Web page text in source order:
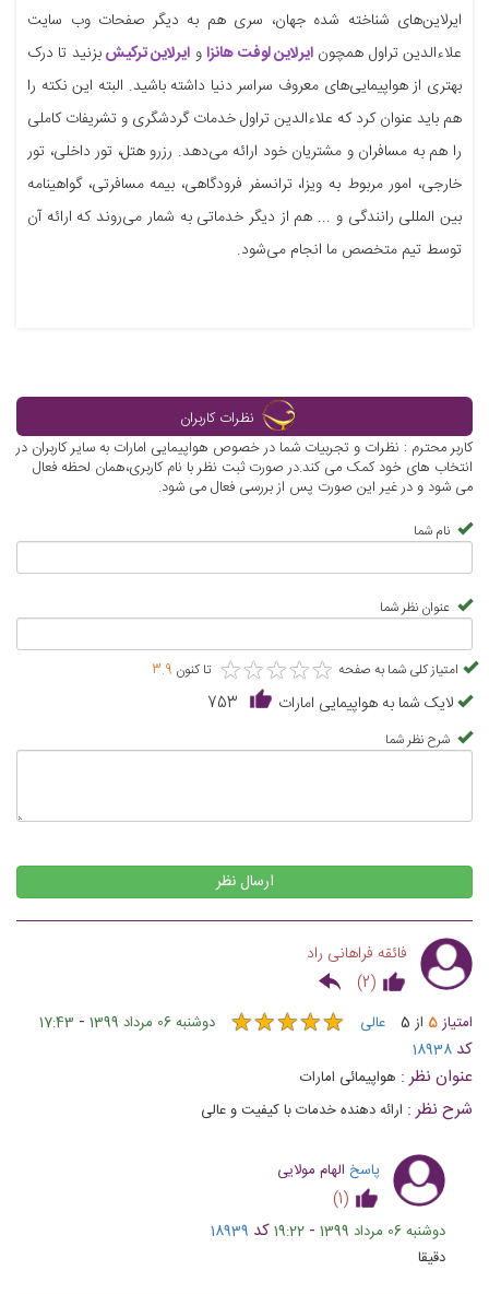
ایرلاین‌های شناخته شده جهان، سری هم به دیگر صفحات وب سایت
علاءالدین تراول همچونایرلاین لوفت هانزاو ایرلاین ترکیشبزنید تا درک
بهتری از هواپیمایی‌های معروف سراسر دنیا داشته باشید. البته این نکته را
هم باید عنوان کرد که علاءالدین تراول خدمات گردشگری و تشریفات کاملی
را هم به مسافران و مشتریان خود ارائه می‌دهد. رزرو هتل، تور داخلی، تور
خارجی، امور مربوط به ویزا، ترانسفر فرودگاهی، بیمه مسافرتی، گواهینامه
بین المللی رانندگی و ... هم از دیگر خدماتی به شمار می‌روند که ارائه آن
توسط تیم متخصص ما انجام می‌شود.
نظرات کاربران
کاربر محترم : نظرات و تجربیات شما در خصوص هواپیمایی امارات به سایر کاربران در
انتخاب های خود کمک می کند.در صورت ثبت نظر با نام کاربری،همان لحظه فعال
می شود و در غیر این صورت پس از بررسی فعال می شود.
نام شما
عنوان نظر شما
امتیاز کلی شما به صفحه ★★★★★
★★★★★ تا کنون 3.9
لایک شما به هواپیمایی امارات 753
شرح نظر شما
ارسال نظر
فائقه فراهانی راد
(
2
)
امتیاز5 از 5 عالی ★★★★★
★★★★★ دوشنبه 06 مرداد 1399 -
17:43
کد 18938
عنوان نظر : هواپیمائی امارات
شرح نظر : ارائه دهنده خدمات با کیفیت و عالی
پاسخ الهام مولایی
(
1
)
دوشنبه 06 مرداد 1399 -
19:22کد 18939
دقیقا